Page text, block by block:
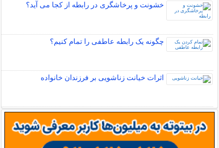
خشونت و پرخاشگری در رابطه از کجا می آید؟
چگونه یک رابطه عاطفی را تمام کنیم؟
اثرات خیانت زناشویی بر فرزندان خانواده